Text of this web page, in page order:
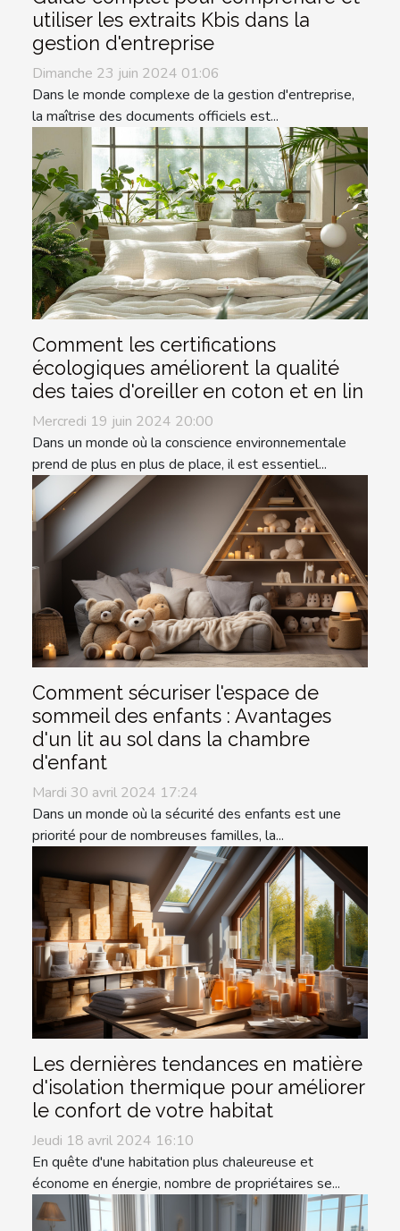
utiliser les extraits Kbis dans la
gestion d'entreprise
Dimanche 23 juin 2024 01:06
Dans le monde complexe de la gestion d'entreprise,
la maîtrise des documents officiels est...
Comment les certifications
écologiques améliorent la qualité
des taies d'oreiller en coton et en lin
Mercredi 19 juin 2024 20:00
Dans un monde où la conscience environnementale
prend de plus en plus de place, il est essentiel...
Comment sécuriser l'espace de
sommeil des enfants : Avantages
d'un lit au sol dans la chambre
d'enfant
Mardi 30 avril 2024 17:24
Dans un monde où la sécurité des enfants est une
priorité pour de nombreuses familles, la...
Les dernières tendances en matière
d'isolation thermique pour améliorer
le confort de votre habitat
Jeudi 18 avril 2024 16:10
En quête d'une habitation plus chaleureuse et
économe en énergie, nombre de propriétaires se...